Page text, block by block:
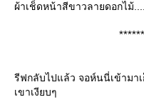
ผ้าเช็ดหน้าสีขาวลายดอกไม้....
รีฟกลับไปแล้ว จอห์นนี่เข้ามา
เขาเงียบๆ